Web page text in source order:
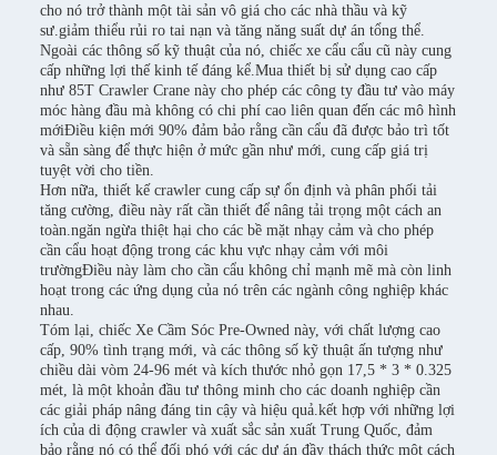
cho nó trở thành một tài sản vô giá cho các nhà thầu và kỹ
sư.giảm thiểu rủi ro tai nạn và tăng năng suất dự án tổng thể.
Ngoài các thông số kỹ thuật của nó, chiếc xe cẩu cẩu cũ này cung
cấp những lợi thế kinh tế đáng kể.Mua thiết bị sử dụng cao cấp
như 85T Crawler Crane này cho phép các công ty đầu tư vào máy
móc hàng đầu mà không có chi phí cao liên quan đến các mô hình
mớiĐiều kiện mới 90% đảm bảo rằng cần cẩu đã được bảo trì tốt
và sẵn sàng để thực hiện ở mức gần như mới, cung cấp giá trị
tuyệt vời cho tiền.
Hơn nữa, thiết kế crawler cung cấp sự ổn định và phân phối tải
tăng cường, điều này rất cần thiết để nâng tải trọng một cách an
toàn.ngăn ngừa thiệt hại cho các bề mặt nhạy cảm và cho phép
cần cẩu hoạt động trong các khu vực nhạy cảm với môi
trườngĐiều này làm cho cần cẩu không chỉ mạnh mẽ mà còn linh
hoạt trong các ứng dụng của nó trên các ngành công nghiệp khác
nhau.
Tóm lại, chiếc Xe Cầm Sóc Pre-Owned này, với chất lượng cao
cấp, 90% tình trạng mới, và các thông số kỹ thuật ấn tượng như
chiều dài vòm 24-96 mét và kích thước nhỏ gọn 17,5 * 3 * 0.325
mét, là một khoản đầu tư thông minh cho các doanh nghiệp cần
các giải pháp nâng đáng tin cậy và hiệu quả.kết hợp với những lợi
ích của di động crawler và xuất sắc sản xuất Trung Quốc, đảm
bảo rằng nó có thể đối phó với các dự án đầy thách thức một cách